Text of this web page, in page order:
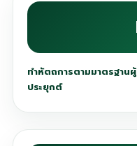
ทำหัตถการตามมาตรฐาน
ประยุกต์